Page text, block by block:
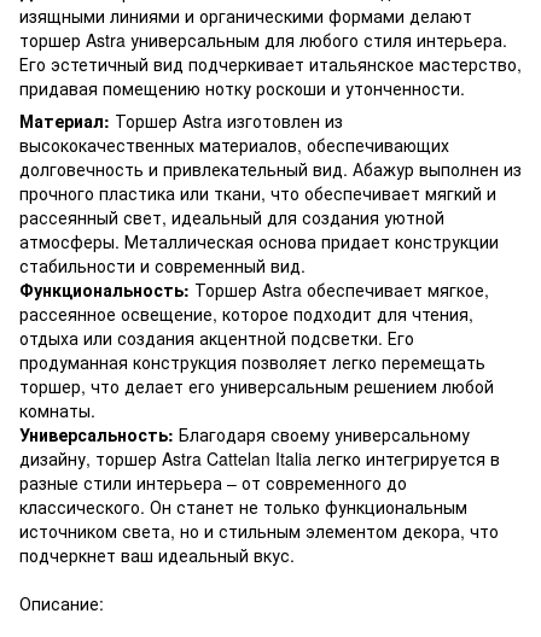
изящными линиями и органическими формами делают
торшер Astra универсальным для любого стиля интерьера.
Его эстетичный вид подчеркивает итальянское мастерство,
придавая помещению нотку роскоши и утонченности.
Материал: Торшер Astra изготовлен из
высококачественных материалов, обеспечивающих
долговечность и привлекательный вид. Абажур выполнен из
прочного пластика или ткани, что обеспечивает мягкий и
рассеянный свет, идеальный для создания уютной
атмосферы. Металлическая основа придает конструкции
стабильности и современный вид.
Функциональность: Торшер Astra обеспечивает мягкое,
рассеянное освещение, которое подходит для чтения,
отдыха или создания акцентной подсветки. Его
продуманная конструкция позволяет легко перемещать
торшер, что делает его универсальным решением любой
комнаты.
Универсальность: Благодаря своему универсальному
дизайну, торшер Astra Cattelan Italia легко интегрируется в
разные стили интерьера – от современного до
классического. Он станет не только функциональным
источником света, но и стильным элементом декора, что
подчеркнет ваш идеальный вкус.
Описание: